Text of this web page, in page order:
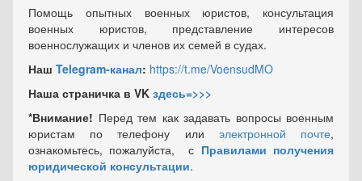
Помощь опытных военных юристов, консультация
военных юристов, представление интересов
военнослужащих и членов их семей в судах.
Наш Telegram-канал: https://t.me/VoensudMO
Наша страничка в VK здесь=>>>
*Внимание! Перед тем как задавать вопросы военным
юристам по телефону или электронной почте,
ознакомьтесь, пожалуйста, с Правилами получения
юридической консультации.